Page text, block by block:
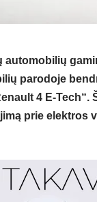
parodoje
4 E-
prie elektros